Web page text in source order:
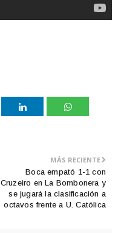
MÁS RECIENTE
Boca empató 1-1 con
Cruzeiro en La Bombonera y
se jugará la clasificación a
octavos frente a U. Católica